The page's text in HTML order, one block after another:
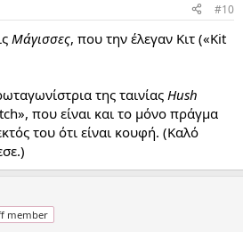
#10
Μάγισσες, που την έλεγαν Κιτ («Kit
της ταινίας Hush
που είναι και το μόνο πράγμα
του ότι είναι κουφή. (Καλό
member